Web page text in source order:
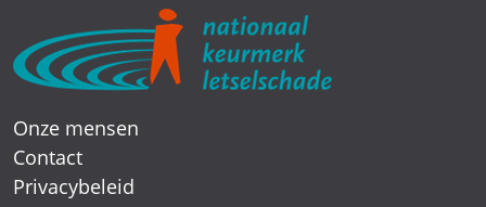
Onze mensen
Contact
Privacybeleid